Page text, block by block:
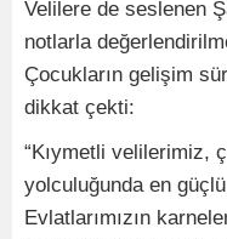
Velilere de seslenen
notlarla
Çocukların gelişim
dikkat çekti:
“Kıymetli velilerimiz,
yolculuğunda en
Evlatlarımızın